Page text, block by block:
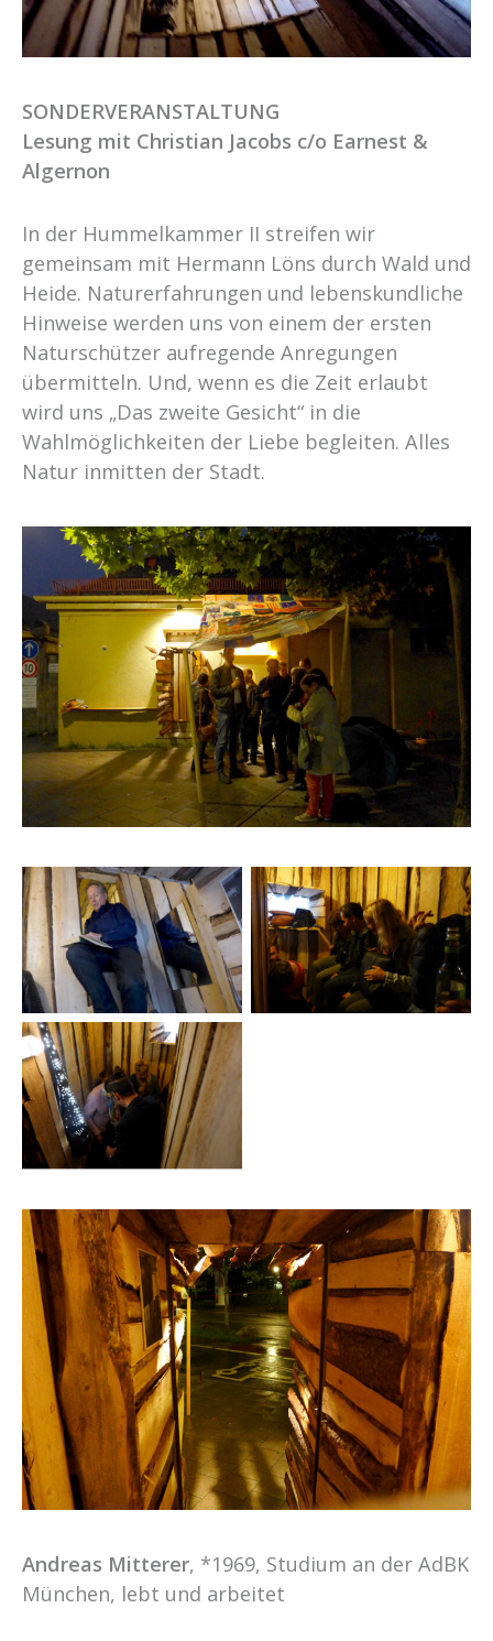
SONDERVERANSTALTUNG
Lesung mit Christian Jacobs c/o Earnest &
Algernon
In der Hummelkammer II streifen wir
gemeinsam mit Hermann Löns durch Wald und
Heide. Naturerfahrungen und lebenskundliche
Hinweise werden uns von einem der ersten
Naturschützer aufregende Anregungen
übermitteln. Und, wenn es die Zeit erlaubt
wird uns „Das zweite Gesicht“ in die
Wahlmöglichkeiten der Liebe begleiten. Alles
Natur inmitten der Stadt.
Andreas Mitterer, *1969, Studium an der AdBK
München, lebt und arbeitet